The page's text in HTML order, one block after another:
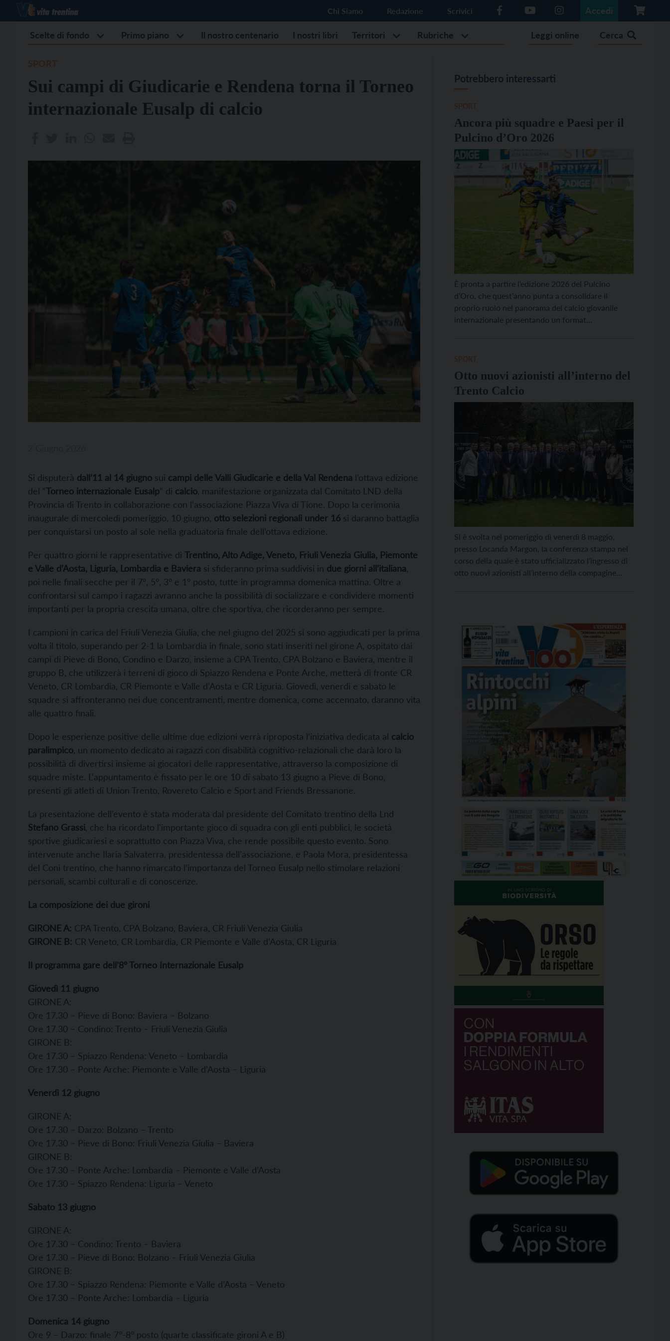
Chi Siamo Redazione Scrivici Accedi
Scelte di fondo Primo piano Il nostro centenario I nostri libri Territori Rubriche Leggi online Cerca
Sui campi di Giudicarie e Rendena torna il Torneo
internazionale Eusalp di calcio
Si disputerà dall’11 al 14 giugno sui campi delle Valli Giudicarie e della Val Rendena l’ottava edizione
del “Torneo internazionale Eusalp” di calcio , manifestazione organizzata dal Comitato LND della
Provincia di Trento in collaborazione con l’associazione Piazza Viva di Tione. Dopo la cerimonia
inaugurale di mercoledì pomeriggio, 10 giugno, otto selezioni regionali under 16 si daranno battaglia
per conquistarsi un posto al sole nella graduatoria finale dell’ottava edizione.
Per quattro giorni le rappresentative di Trentino, Alto Adige, Veneto, Friuli Venezia Giulia, Piemonte
e Valle d’Aosta, Liguria, Lombardia e Baviera si sfideranno prima suddivisi in due giorni all’italiana
poi nelle finali secche per il 7°, 5°, 3° e 1° posto, tutte in programma domenica mattina. Oltre a
confrontarsi sul campo i ragazzi avranno anche la possibilità di socializzare e condividere momenti
importanti per la propria crescita umana, oltre che sportiva, che ricorderanno per sempre.
I campioni in carica del Friuli Venezia Giulia, che nel giugno del 2025 si sono aggiudicati per la prima
volta il titolo, superando per 2-1 la Lombardia in finale, sono stati inseriti nel girone A, ospitato dai
campi di Pieve di Bono, Condino e Darzo, insieme a CPA Trento, CPA Bolzano e Baviera, mentre il
gruppo B, che utilizzerà i terreni di gioco di Spiazzo Rendena e Ponte Arche, metterà di fronte CR
Veneto, CR Lombardia, CR Piemonte e Valle d’Aosta e CR Liguria. Giovedì, venerdì e sabato le
squadre si affronteranno nei due concentramenti, mentre domenica, come accennato, daranno vita
alle quattro finali.
Dopo le esperienze positive delle ultime due edizioni verrà riproposta l’iniziativa dedicata al calcio
paralimpico , un momento dedicato ai ragazzi con disabilità cognitivo-relazionali che darà loro la
possibilità di divertirsi insieme ai giocatori delle rappresentative, attraverso la composizione di
squadre miste. L’appuntamento è fissato per le ore 10 di sabato 13 giugno a Pieve di Bono,
presenti gli atleti di Union Trento, Rovereto Calcio e Sport and Friends Bressanone.
La presentazione dell’evento è stata moderata dal presidente del Comitato trentino della Lnd
Stefano Grassi , che ha ricordato l’importante gioco di squadra con gli enti pubblici, le società
sportive giudicariesi e soprattutto con Piazza Viva, che rende possibile questo evento. Sono
intervenute anche Ilaria Salvaterra, presidentessa dell’associazione, e Paola Mora, presidentessa
del Coni trentino, che hanno rimarcato l’importanza del Torneo Eusalp nello stimolare relazioni
personali, scambi culturali e di conoscenze.
La composizione dei due gironi
GIRONE A: CPA Trento, CPA Bolzano, Baviera, CR Friuli Venezia Giulia
GIRONE B: CR Veneto, CR Lombardia, CR Piemonte e Valle d’Aosta, CR Liguria
Il programma gare dell’8° Torneo Internazionale Eusalp
Giovedì 11 giugno
GIRONE A:
Ore 17.30 – Pieve di Bono: Baviera – Bolzano
Ore 17.30 – Condino: Trento – Friuli Venezia Giulia
GIRONE B:
Ore 17.30 – Spiazzo Rendena: Veneto – Lombardia
Ore 17.30 – Ponte Arche: Piemonte e Valle d’Aosta – Liguria
Venerdì 12 giugno
GIRONE A:
Ore 17.30 – Darzo: Bolzano – Trento
Ore 17.30 – Pieve di Bono: Friuli Venezia Giulia – Baviera
GIRONE B:
Ore 17.30 – Ponte Arche: Lombardia – Piemonte e Valle d’Aosta
Ore 17.30 – Spiazzo Rendena: Liguria – Veneto
Sabato 13 giugno
GIRONE A:
Ore 17.30 – Condino: Trento – Baviera
Ore 17.30 – Pieve di Bono: Bolzano – Friuli Venezia Giulia
GIRONE B:
Ore 17.30 – Spiazzo Rendena: Piemonte e Valle d’Aosta – Veneto
Ore 17.30 – Ponte Arche: Lombardia – Liguria
Domenica 14 giugno
Ore 9 – Darzo: finale 7°-8° posto (quarte classificate gironi A e B)
Potrebbero interessarti
Ancora più squadre e Paesi per il
Pulcino d’Oro 2026
È pronta a partire l’edizione 2026 del Pulcino
d’Oro, che quest’anno punta a consolidare il
proprio ruolo nel panorama del calcio giovanile
internazionale presentando un format
coinvolti. Il […]
Otto nuovi azionisti all’interno del
Trento Calcio
Si è svolta nel pomeriggio di venerdì 8 maggio,
presso Locanda Margon, la conferenza stampa nel
corso della quale è stato ufficializzato l’ingresso di
otto nuovi azionisti all’interno della compagine